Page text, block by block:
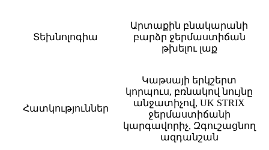
Տեխնոլոգիա
Արտաքին բնակարանի
բարձր ջերմաստիճան
թխելու լաք
Հատկություններ
Կաթսայի երկշերտ
կորպուս, բռնակով նույնը
անջատիչով, UK STRIX
ջերմաստիճանի
կարգավորիչ, Զգուշացնող
ազդանշան